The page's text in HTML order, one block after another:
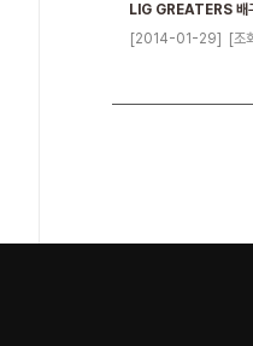
LIG GREATERS 배
[2014-01-29]
[조